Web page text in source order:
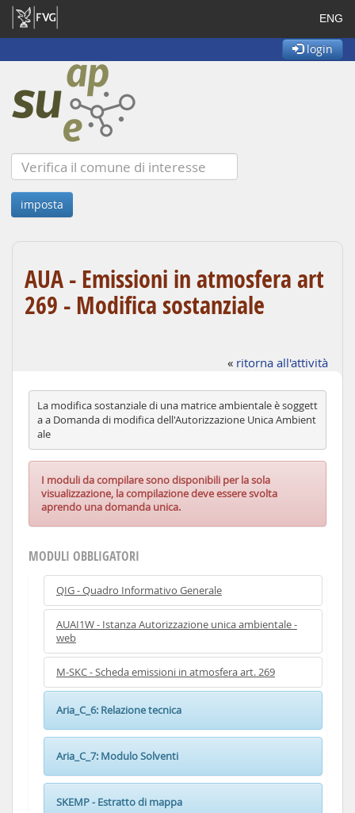
ENG
login
AUA - Emissioni in atmosfera art
269 - Modifica sostanziale
« ritorna all'attività
La modifica sostanziale di una matrice ambientale è soggett
a a Domanda di modifica dell'Autorizzazione Unica Ambient
ale
I moduli da compilare sono disponibili per la sola
visualizzazione, la compilazione deve essere svolta
aprendo una domanda unica.
MODULI OBBLIGATORI
QIG - Quadro Informativo Generale
AUAI1W - Istanza Autorizzazione unica ambientale -
web
M-SKC - Scheda emissioni in atmosfera art. 269
Aria_C_6: Relazione tecnica
Aria_C_7: Modulo Solventi
SKEMP - Estratto di mappa